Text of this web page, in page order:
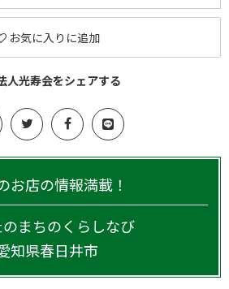
お気に入りに追加
人光寿会をシェアする
お店の情報満載！
まちのくらしなび
知県春日井市